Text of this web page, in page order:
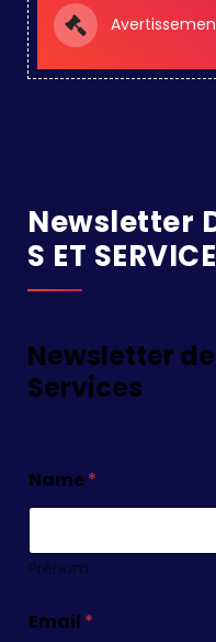
Newsletter
S ET
Newsletter
Services
Name*
Prénom
Email *